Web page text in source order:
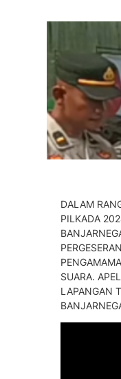
DALAM
PILKADA
SUARA.
LAPANGAN